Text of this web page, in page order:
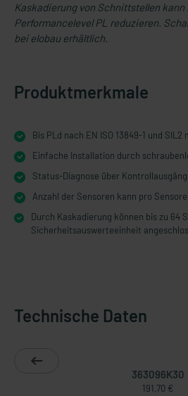
Kaskadierung von Schnittstellen kann
Performancelevel PL reduzieren.
bei elobau erhältlich.
Produktmerkmale
Bis PLd nach EN ISO 13849-1 und SIL2
Einfache Installation durch
Status-Diagnose über
Anzahl der Sensoren kann pro
Durch Kaskadierung können bis zu 64
Sicherheitsauswerteeinheit
Technische Daten
363096K30
191,70 €